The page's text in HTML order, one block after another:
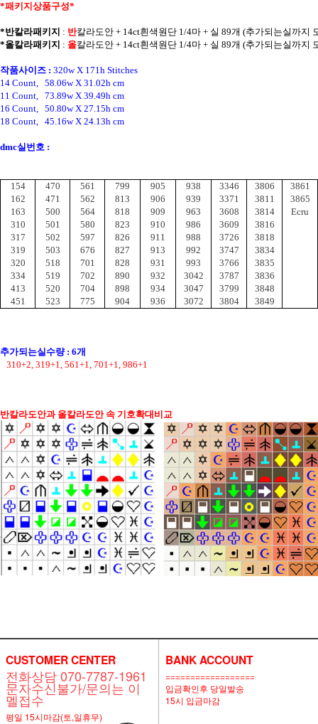
*패키지상품구성*
*반칼라패키지 : 반칼라도안 + 14ct흰색원단 1/4마 + 실 89개 (추가되는실까지
*올칼라패키지 : 올칼라도안 + 14ct흰색원단 1/4마 + 실 89개 (추가되는실까지
작품사이즈 : 320w X 171h Stitches
14 Count,   58.06w X 31.02h cm
11 Count,   73.89w X 39.49h cm
16 Count,   50.80w X 27.15h cm
18 Count,   45.16w X 24.13h cm
dmc실번호 :
154 470 561 799 905 938 3346 3806
3861
162
471 562 813 906 939 3371 3811
3865
163
500 564 818 909 963 3608 3814
Ecru
310
501 580 823 910 986 3609
3816
317
502 597 826 911 988 3726
3818
319
503 676 827 913 992 3747
3834
320
518 701 828 931 993 3766
3835
334
519 702 890 932 3042 3787
3836
413
520 704 898 934 3047 3799
3848
451
523 775 904 936 3072 3804 3849
추가되는실수량 : 6개
   310+2, 319+1, 561+1, 701+1, 986+1
반칼라도안과 올칼라도안 속 기호확대비교
CUSTOMER CENTER
전화상담 070-7787-1961
문자수신불가/문의는 이
멜접수
평일 15시마감(토,일휴무)
BANK ACCOUNT
==================
입금확인후 당일발송
15시 입금마감